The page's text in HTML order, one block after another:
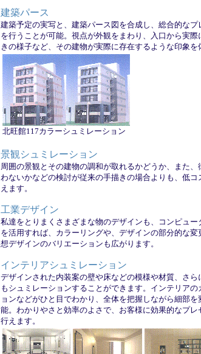
建築パース
建築予定の実写と、建築パース図を合成し、総合的なプ
を行うことが可能。視点が外観をまわり、入口から実際
きの様子など、その建物が実際に存在するような印象を
北旺館117カラーシュミレーション
景観シュミレーション
周囲の景観とその建物の調和が取れるかどうか、また、
わないかなどの検討が従来の手描きの場合よりも、低コ
えます。
工業デザイン
私達をとりまくさまざまな物のデザインも、コンピュー
を活用すれば、カラーリングや、デザインの部分的な変
想デザインのバリエーションも広がります。
インテリアシュミレーション
デザインされた内装案の壁や床などの模様や材質、さら
もシュミレーションすることができます。インテリアの
ョンなどがひと目でわかり、全体を把握しながら細部
能。わかりやさと効率のよさで、お客様に効果的なプレ
行えます。